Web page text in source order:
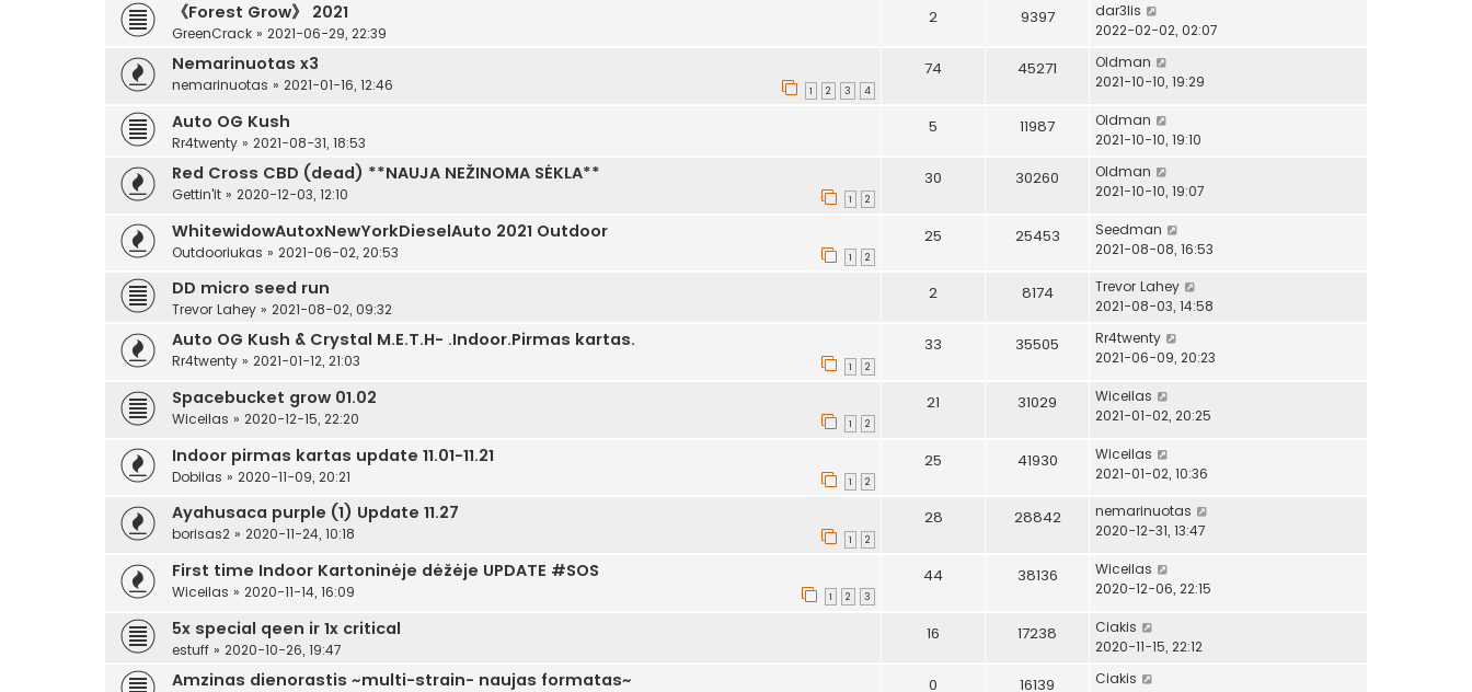
《Forest Grow》 2021
GreenCrack » 2021-06-29, 22:39
2 9397
dar3lis
2022-02-02, 02:07
Nemarinuotas x3
nemarinuotas » 2021-01-16, 12:46 1 2 3 4
74 45271
Oldman
2021-10-10, 19:29
Auto OG Kush
Rr4twenty » 2021-08-31, 18:53
5 11987
Oldman
2021-10-10, 19:10
Red Cross CBD (dead) **NAUJA NEŽINOMA SĖKLA**
Gettin'it » 2020-12-03, 12:10 1 2
30 30260
Oldman
2021-10-10, 19:07
WhitewidowAutoxNewYorkDieselAuto 2021 Outdoor
Outdooriukas » 2021-06-02, 20:53 1 2
25 25453
Seedman
2021-08-08, 16:53
DD micro seed run
Trevor Lahey » 2021-08-02, 09:32
2 8174
Trevor Lahey
2021-08-03, 14:58
Auto OG Kush & Crystal M.E.T.H- .Indoor.Pirmas kartas.
Rr4twenty » 2021-01-12, 21:03 1 2
33 35505
Rr4twenty
2021-06-09, 20:23
Spacebucket grow 01.02
Wiceilas » 2020-12-15, 22:20 1 2
21 31029
Wiceilas
2021-01-02, 20:25
Indoor pirmas kartas update 11.01-11.21
Dobilas » 2020-11-09, 20:21 1 2
25 41930
Wiceilas
2021-01-02, 10:36
Ayahusaca purple (1) Update 11.27
borisas2 » 2020-11-24, 10:18 1 2
28 28842
nemarinuotas
2020-12-31, 13:47
First time Indoor Kartoninėje dėžėje UPDATE #SOS
Wiceilas » 2020-11-14, 16:09 1 2 3
44 38136
Wiceilas
2020-12-06, 22:15
5x special qeen ir 1x critical
estuff » 2020-10-26, 19:47
16 17238
Ciakis
2020-11-15, 22:12
Amzinas dienorastis ~multi-strain- naujas formatas~ 0 16139
Ciakis